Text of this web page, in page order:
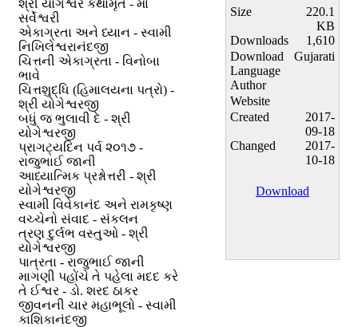
શ્રી યોગેશ્વર કથામૃત - મા
સર્વેશ્વરી
એકાગ્રતા અને ધ્યાન - સ્વામી
નિખિલેશ્વરાનંદજી
ચિત્તની એકાગ્રતા - વિનોબા
ભાવે
ચિત્તશુદ્ધિ (હિમાલયના પત્રો) -
શ્રી યોગેશ્વરજી
બધું જ ભુલાવી દે - શ્રી
યોગેશ્વરજી
પ્રાગટ્યદિન પર્વ ૨૦૧૭ -
રાજુભાઈ જાની
આધ્યાત્મિક પ્રશ્નોત્તરી - શ્રી
યોગેશ્વરજી
સ્વામી વિવેકાનંદ અને રામકૃષ્ણ
વચ્ચેનો સંવાદ - સંકલન
ત્રણ દુર્લભ વસ્તુઓ - શ્રી
યોગેશ્વરજી
પાત્રતા - રાજુભાઈ જાની
માગણી પહોંચે તે પહેલા મદદ કરે
તે ઈશ્વર - ડો. શરદ ઠાકર
જીવનની ચાર મહાભૂલો - સ્વામી
કાશિકાનંદજી
Size
220.1
KB
Downloads
1,610
Download
Language
Gujarati
Author
Website
Created
2017-
09-18
Changed
2017-
10-18
Download